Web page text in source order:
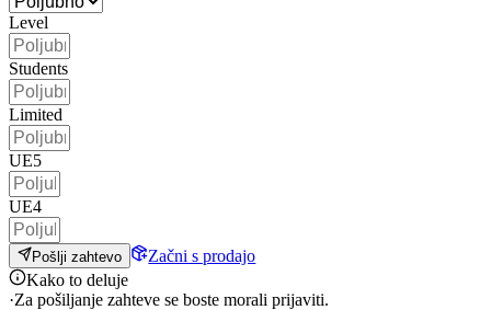
Level
Students
Limited
UE5
UE4
Pošlji zahtevo
Začni s prodajo
Kako to deluje
·Za pošiljanje zahteve se boste morali prijaviti.